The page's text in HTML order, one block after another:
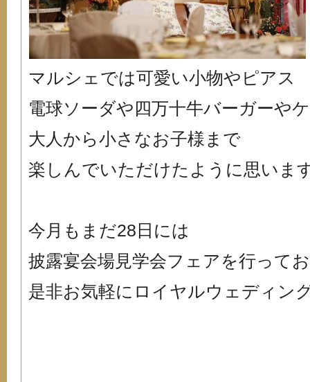
マルシェでは可愛い小物やピアス
電球ソーダや四万十牛バーガーや
大人から小さなお子様まで
楽しんでいただけたように思いま
今月もまだ28日には
披露宴会場見学会フェアを行って
是非お気軽にロイヤルウェディン